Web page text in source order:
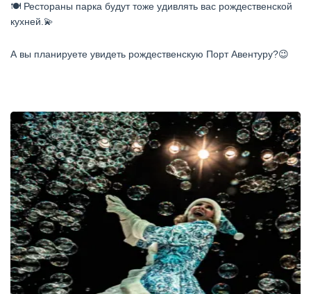
🍽 Рестораны парка будут тоже удивлять вас рождественской
кухней.💫
А вы планируете увидеть рождественскую Порт Авентуру?😉